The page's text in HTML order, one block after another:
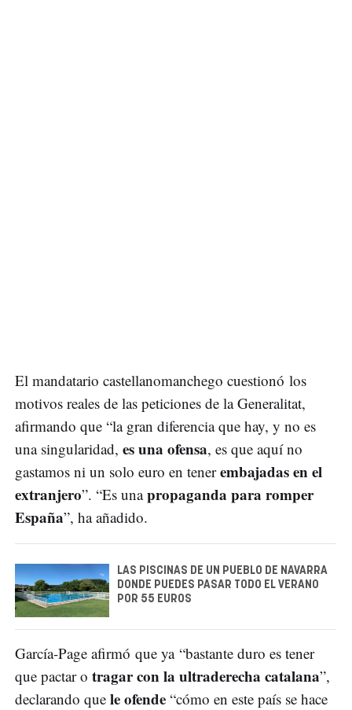
El mandatario castellanomanchego cuestionó los
motivos reales de las peticiones de la Generalitat,
afirmando que “la gran diferencia que hay, y no es
una singularidad, es una ofensa, es que aquí no
gastamos ni un solo euro en tenerembajadas en el
extranjero”. “Es unapropaganda para romper
España”, ha añadido.
LAS PISCINAS DE UN PUEBLO DE NAVARRA
DONDE PUEDES PASAR TODO EL VERANO
POR 55 EUROS
García-Page afirmó que ya “bastante duro es tener
que pactar o tragar con la ultraderecha catalana”,
declarando que le ofende “cómo en este país se hace